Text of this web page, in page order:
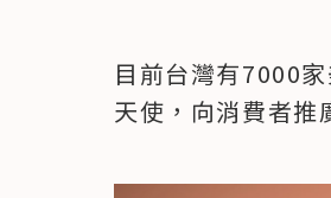
目前台灣有7000
天使，向消費者推